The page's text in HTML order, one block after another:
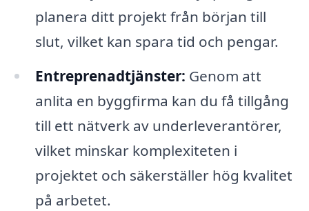
planera ditt projekt från början till
slut, vilket kan spara tid och pengar.
Entreprenadtjänster: Genom att
anlita en byggfirma kan du få tillgång
till ett nätverk av underleverantörer,
vilket minskar komplexiteten i
projektet och säkerställer hög kvalitet
på arbetet.